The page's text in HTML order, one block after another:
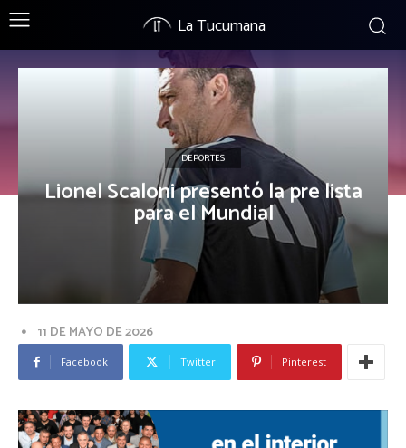
La Tucumana
DEPORTES
Lionel Scaloni presentó la pre lista
para el Mundial
11 DE MAYO DE 2026
Facebook Twitter Pinterest